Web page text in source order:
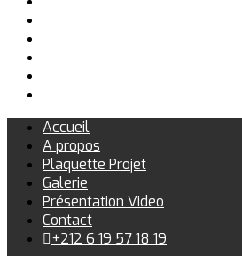
Accueil
A propos
Plaquette Projet
Galerie
Présentation Video
Contact
+212 6 19 57 18 19